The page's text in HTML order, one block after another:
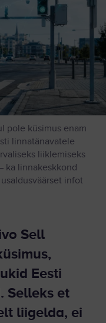
pole küsimus enam
linnatänavatele
liiklemiseks
ka linnakeskkond
infot
Sell
Eesti
Selleks et
liigelda, ei